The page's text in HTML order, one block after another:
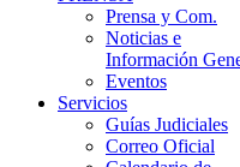
Prensa y Com.
Noticias e
Información
Eventos
Servicios
Guías Judiciales
Correo Oficial